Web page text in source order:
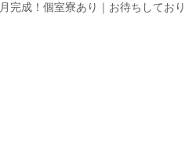
完成！個室寮あり｜お待ちしてお